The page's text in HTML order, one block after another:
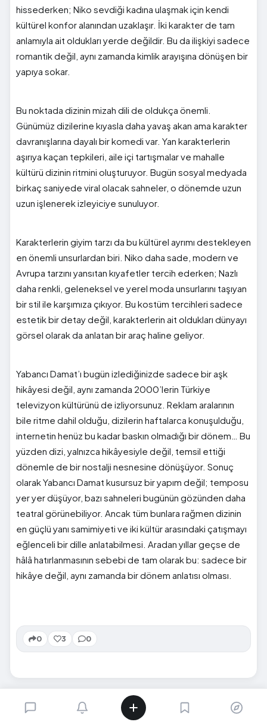
hissederken; Niko sevdiği kadına ulaşmak için kendi
kültürel konfor alanından uzaklaşır. İki karakter de tam
anlamıyla ait oldukları yerde değildir. Bu da ilişkiyi sadece
romantik değil, aynı zamanda kimlik arayışına dönüşen bir
yapıya sokar.
Bu noktada dizinin mizah dili de oldukça önemli.
Günümüz dizilerine kıyasla daha yavaş akan ama karakter
davranışlarına dayalı bir komedi var. Yan karakterlerin
aşırıya kaçan tepkileri, aile içi tartışmalar ve mahalle
kültürü dizinin ritmini oluşturuyor. Bugün sosyal medyada
birkaç saniyede viral olacak sahneler, o dönemde uzun
uzun işlenerek izleyiciye sunuluyor.
Karakterlerin giyim tarzı da bu kültürel ayrımı destekleyen
en önemli unsurlardan biri. Niko daha sade, modern ve
Avrupa tarzını yansıtan kıyafetler tercih ederken; Nazlı
daha renkli, geleneksel ve yerel moda unsurlarını taşıyan
bir stil ile karşımıza çıkıyor. Bu kostüm tercihleri sadece
estetik bir detay değil, karakterlerin ait oldukları dünyayı
görsel olarak da anlatan bir araç haline geliyor.
Yabancı Damat’ı bugün izlediğinizde sadece bir aşk
hikâyesi değil, aynı zamanda 2000’lerin Türkiye
televizyon kültürünü de izliyorsunuz. Reklam aralarının
bile ritme dahil olduğu, dizilerin haftalarca konuşulduğu,
internetin henüz bu kadar baskın olmadığı bir dönem… Bu
yüzden dizi, yalnızca hikâyesiyle değil, temsil ettiği
dönemle de bir nostalji nesnesine dönüşüyor. Sonuç
olarak Yabancı Damat kusursuz bir yapım değil; temposu
yer yer düşüyor, bazı sahneleri bugünün gözünden daha
teatral görünebiliyor. Ancak tüm bunlara rağmen dizinin
en güçlü yanı samimiyeti ve iki kültür arasındaki çatışmayı
eğlenceli bir dille anlatabilmesi. Aradan yıllar geçse de
hâlâ hatırlanmasının sebebi de tam olarak bu: sadece bir
hikâye değil, aynı zamanda bir dönem anlatısı olması.
0 3 0
SIRADAKI İÇERIK